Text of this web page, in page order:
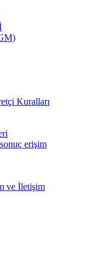
Kuralları
erişim
ve İletişim